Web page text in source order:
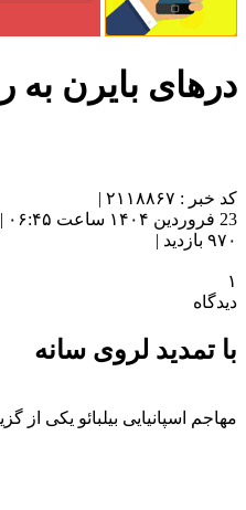
درهای بایرن
کد خبر : ۲۱۱۸۸۶۷ |
23 فروردین ۱۴۰۴ ساعت ۰۶:۴۵ |
۹۷۰ بازدید |
۱
دیدگاه
با تمدید لروی سانه
مهاجم اسپانیایی بیلبائو یکی